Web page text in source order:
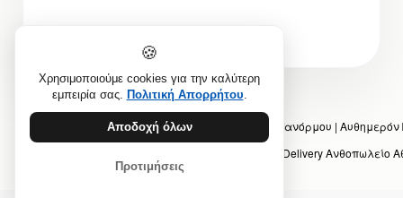
Προηγούμενο άρθρο: 21Flowers – Ανθοπωλείο Πανόρμου |
Επόμενο άρθρο: 21Flowers – Πανόρμου | Online Delivery Ανθοπωλείο
🍪
Χρησιμοποιούμε cookies για την καλύτερη
εμπειρία σας. Πολιτική Απορρήτου.
Αποδοχή όλων
Προτιμήσεις